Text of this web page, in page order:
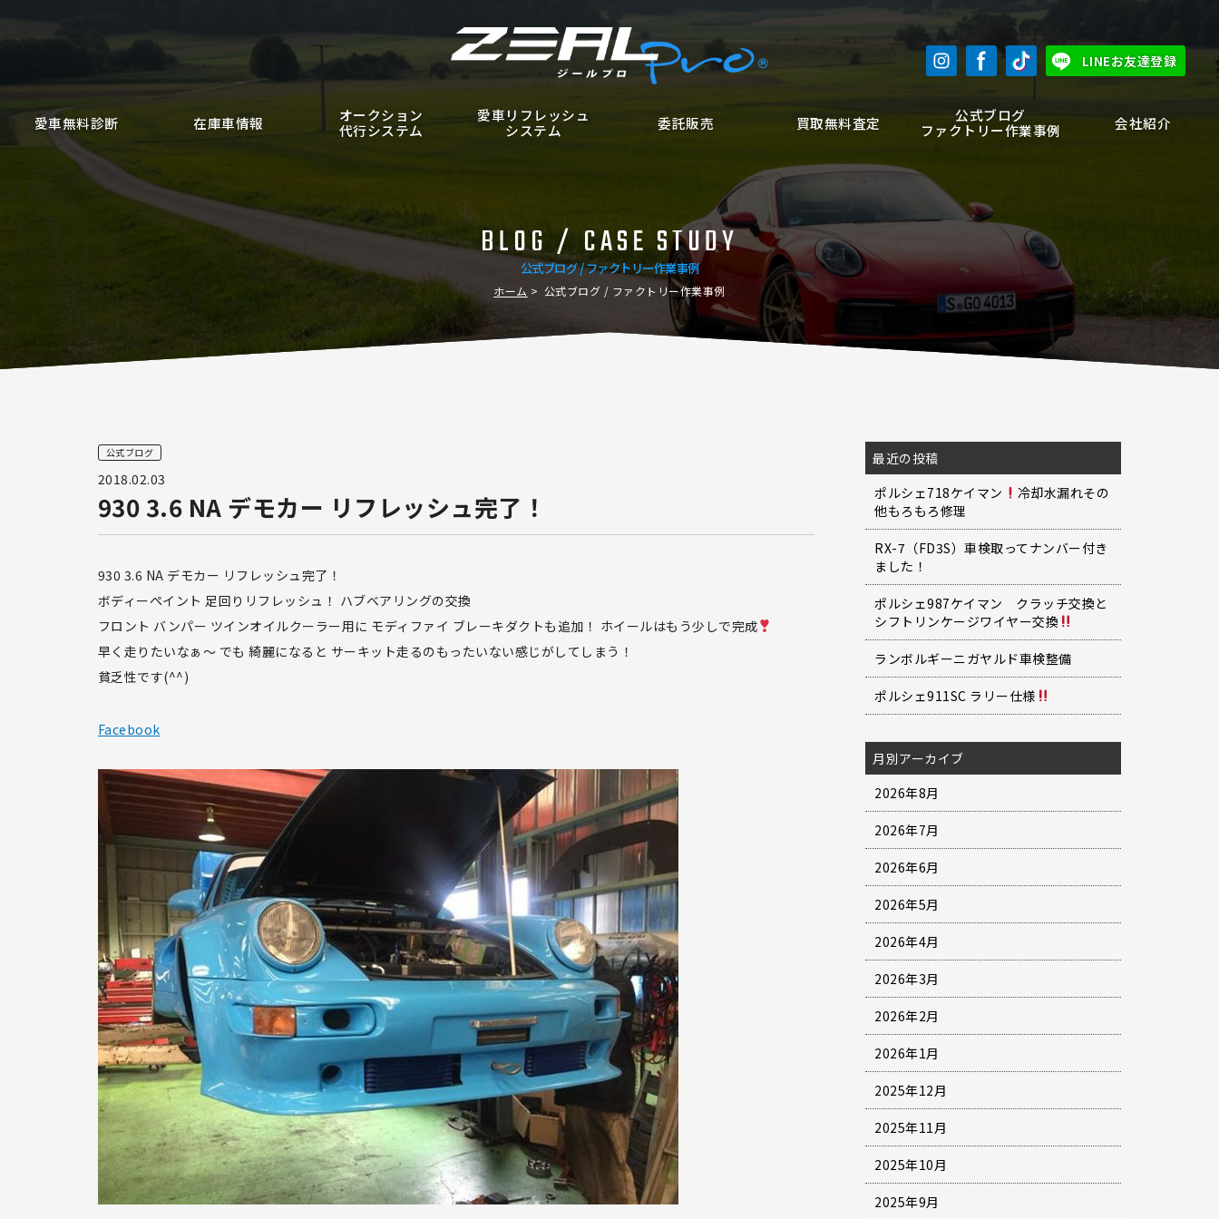
LINEお友達登録
愛車無料診断 在庫車情報
オークション
代行システム
愛車リフレッシュ
システム
委託販売 買取無料査定
公式ブログ
ファクトリー作業事例
会社紹介
公式ブログ / ファクトリー作業事例
BLOG / CASE STUDY
ホーム 公式ブログ / ファクトリー作業事例
公式ブログ
2018.02.03
930 3.6 NA デモカー リフレッシュ完了！
930 3.6 NA デモカー リフレッシュ完了！
ボディーペイント 足回りリフレッシュ！ ハブベアリングの交換
フロント バンパー ツインオイルクーラー用に モディファイ ブレーキダクトも追加！ ホイールはもう少しで完成
早く走りたいなぁ〜 でも 綺麗になると サーキット走るのもったいない感じがしてしまう！
貧乏性です(^^)
Facebook
最近の投稿
ポルシェ718ケイマン
冷却水漏れその
他もろもろ修理
RX-7（FD3S）車検取ってナンバー付き
ました！
ポルシェ987ケイマン クラッチ交換と
シフトリンケージワイヤー交換
ランボルギーニガヤルド車検整備
ポルシェ911SC ラリー仕様
月別アーカイブ
2026年8月
2026年7月
2026年6月
2026年5月
2026年4月
2026年3月
2026年2月
2026年1月
2025年12月
2025年11月
2025年10月
2025年9月